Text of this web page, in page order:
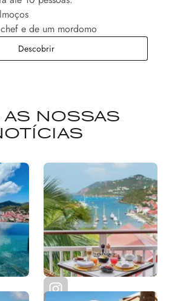
e de um mordomo
DescobrirA Villa Diane: uma oferta
AS NOSSAS